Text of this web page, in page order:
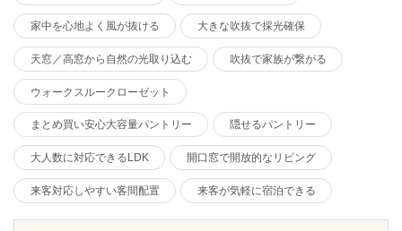
家中を心地よく風が抜ける 大きな吹抜で採光確保
天窓／高窓から自然の光取り込む 吹抜で家族が繋がる
ウォークスルークローゼット
まとめ買い安心大容量パントリー 隠せるパントリー
大人数に対応できるLDK 開口窓で開放的なリビング
来客対応しやすい客間配置 来客が気軽に宿泊できる